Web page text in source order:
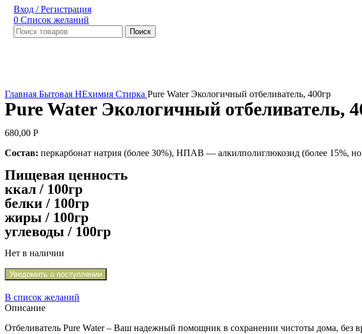
Вход / Регистрация
0 Список желаний
Поиск
Главная Бытовая НЕхимия Стирка Pure Water Экологичный отбеливатель, 400гр
Pure Water Экологичный отбеливатель,
680,00 Р
Состав: перкарбонат натрия (более 30%), НПАВ — алкилполиглюкозид (более 15%,
Пищевая ценность
ккал / 100гр
белки / 100гр
жиры / 100гр
углеводы / 100гр
Нет в наличии
Уведомить о поступлении
В список желаний
Описание
Отбеливатель Pure Water – Ваш надежный помощник в сохранении чистоты дома, без